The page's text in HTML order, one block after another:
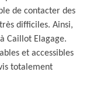
de contacter des
difficiles. Ainsi,
Caillot Elagage.
et accessibles
totalement